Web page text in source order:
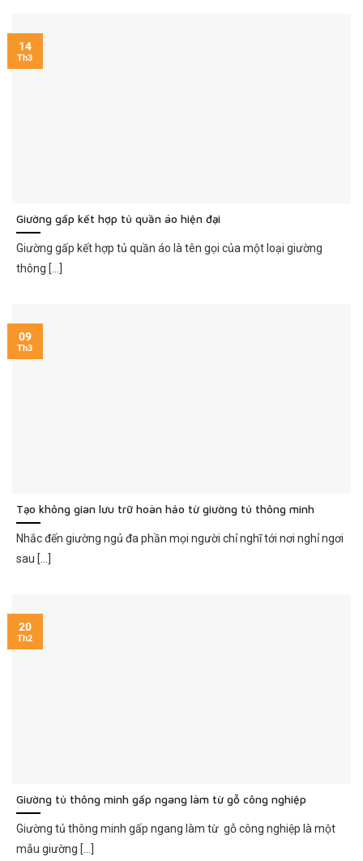
Giường gấp kết hợp tủ quần áo hiện đại
Giường gấp kết hợp tủ quần áo là tên gọi của một loại giường
thông [...]
14
Th3
Tạo không gian lưu trữ hoàn hảo từ giường tủ thông minh
Nhắc đến giường ngủ đa phần mọi người chỉ nghĩ tới nơi nghỉ ngơi
sau [...]
09
Th3
Giường tủ thông minh gấp ngang làm từ gỗ công nghiệp
Giường tủ thông minh gấp ngang làm từ gỗ công nghiệp là một
mẫu giường [...]
20
Th2